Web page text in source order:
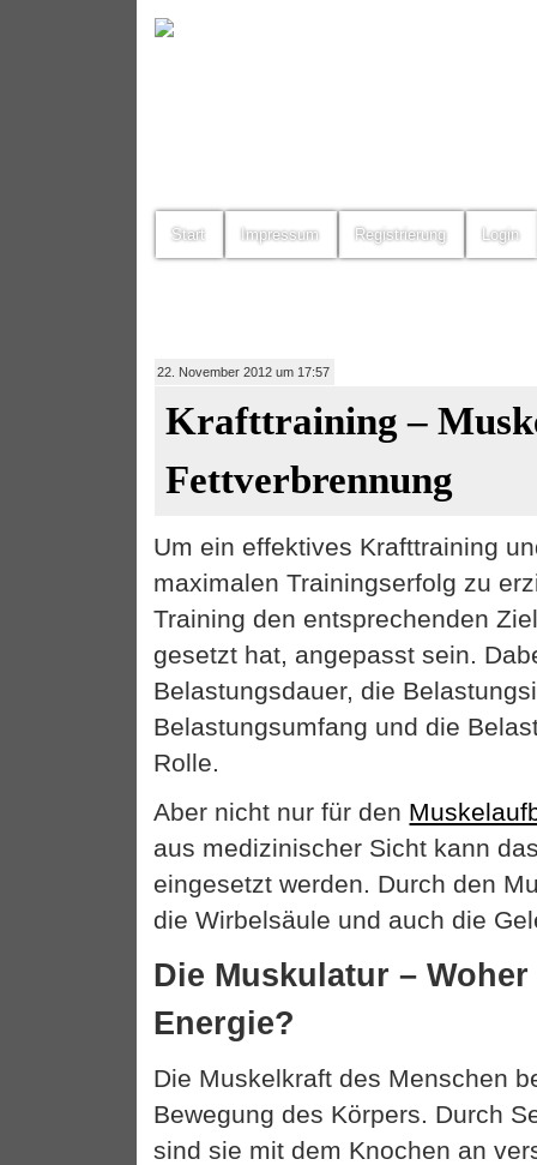
Start Impressum Registrierung Login
22. November 2012 um 17:57
Krafttraining –
Fettverbrennung
Um ein effektives Krafttraining
maximalen Trainingserfolg zu
Training den entsprechenden
gesetzt hat, angepasst sein.
Belastungsdauer, die
Belastungsumfang und die
Rolle.
Aber nicht nur für den
aus medizinischer Sicht kann
eingesetzt werden. Durch den
die Wirbelsäule und auch die
Die Muskulatur –
Energie?
Die Muskelkraft des Menschen
Bewegung des Körpers. Durch
sind sie mit dem Knochen an